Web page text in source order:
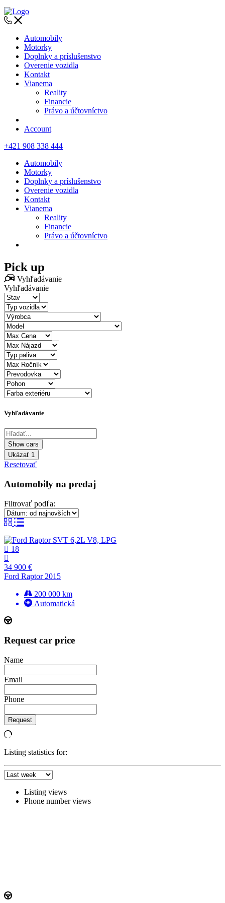
Automobily
Motorky
Doplnky a príslušenstvo
Overenie vozidla
Kontakt
Vianema
Reality
Financie
Právo a účtovníctvo
Account
+421 908 338 444
Automobily
Motorky
Doplnky a príslušenstvo
Overenie vozidla
Kontakt
Vianema
Reality
Financie
Právo a účtovníctvo
Pick up
Vyhľadávanie
Vyhľadávanie
Vyhľadávanie
Ukázať 1
Resetovať
Automobily na predaj
Filtrovať podľa:
18
34 900 €
Ford Raptor 2015
200 000 km
Automatická
Request car price
Name
Email
Phone
Request
Listing statistics for:
Listing views
Phone number views